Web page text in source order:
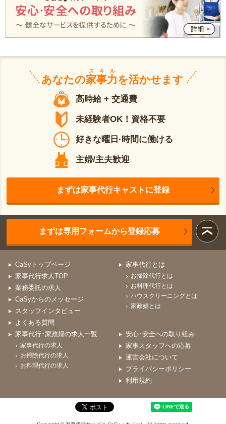
あなたの家事力
スキル
を活かせます
高時給 + 交通費
未経験者OK！資格不要
好きな曜日·時間に働ける
主婦/主夫歓迎
まずは家事代行キャストに登録
まずは専用フォームから登録応募
CaSyトップページ
家事代行求人TOP
業務委託の求人
CaSyからのメッセージ
スタッフインタビュー
よくある質問
家事代行とは
お掃除代行とは
お料理代行とは
ハウスクリーニングとは
家政婦とは
家事代行･家政婦の求人一覧
家事代行の求人
お掃除代行の求人
お料理代行の求人
安心･安全への取り組み
家事スタッフへの応募
運営会社について
プライバシーポリシー
利用規約